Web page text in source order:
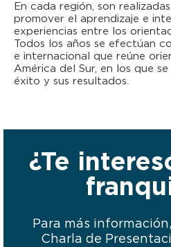
En cada región, son
promover el aprendizaje e
experiencias entre los
Todos los años se efectúan
e internacional que reúne
América del Sur, en los que
éxito y sus resultados.
¿Te
Para más
Charla de